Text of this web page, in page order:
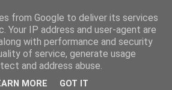
from Google to deliver its services
Your IP address and user-agent are
with performance and security
of service, generate usage
and address abuse.
MORE GOT IT